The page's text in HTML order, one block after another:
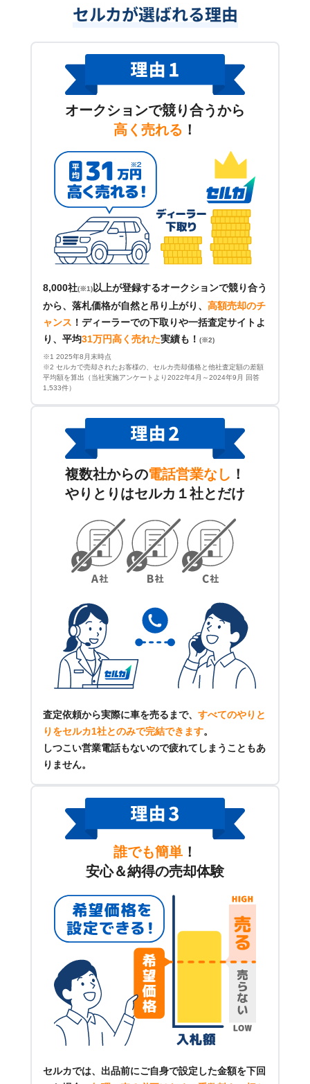
セルカが選ばれる理由
オークションで競り合うから
高く売れる ！
8,000社(※1) 以上が登録するオークションで競り合う
から、落札価格が自然と吊り上がり、 高額売却のチ
ャンス ！ ディーラーでの下取りや一括査定サイトよ
り、平均31万円高く売れた実績も！ (※2)
※1 2025年8月末時点
※2 セルカで売却されたお客様の、セルカ売却価格と他社査定額の差額
平均額を算出（当社実施アンケートより2022年4月～2024年9月 回答
1,533件）
複数社からの電話営業なし ！
やりとりはセルカ１社とだけ
査定依頼から実際に車を売るまで、 すべてのやりと
りをセルカ1社とのみで完結できます。
しつこい営業電話もないので疲れてしまうこともあ
りません。
誰でも簡単 ！
安心＆納得の売却体験
セルカでは、出品前にご自身で設定した金額を下回